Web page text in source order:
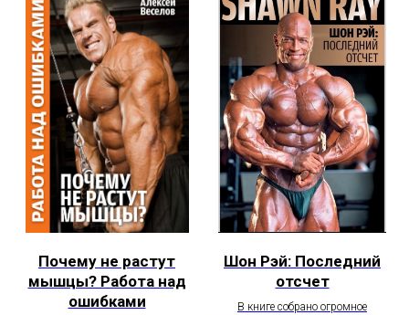
Почему не растут
мышцы? Работа над
ошибками
Шон Рэй: Последний
отсчет
В книге собрано огромное